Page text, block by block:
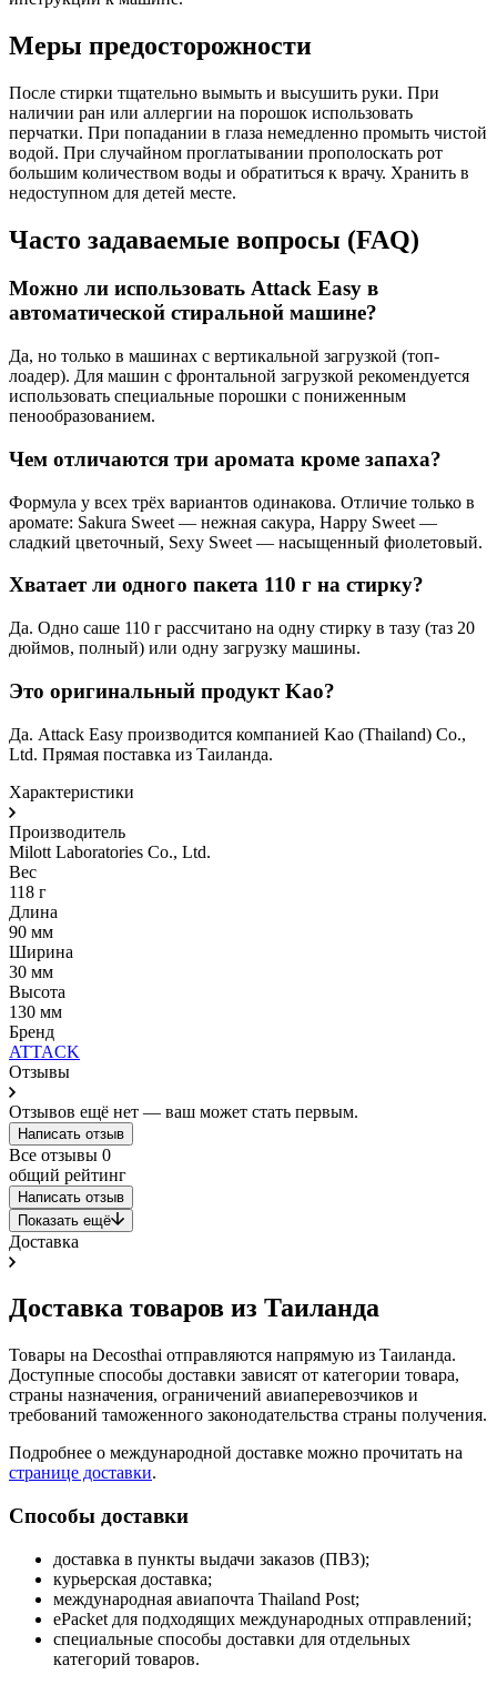
Меры предосторожности
После стирки тщательно вымыть и высушить руки. При
наличии ран или аллергии на порошок использовать
перчатки. При попадании в глаза немедленно промыть чистой
водой. При случайном проглатывании прополоскать рот
большим количеством воды и обратиться к врачу. Хранить в
недоступном для детей месте.
Часто задаваемые вопросы (FAQ)
Можно ли использовать Attack Easy в
автоматической стиральной машине?
Да, но только в машинах с вертикальной загрузкой (топ-
лоадер). Для машин с фронтальной загрузкой рекомендуется
использовать специальные порошки с пониженным
пенообразованием.
Чем отличаются три аромата кроме запаха?
Формула у всех трёх вариантов одинакова. Отличие только в
аромате: Sakura Sweet — нежная сакура, Happy Sweet —
сладкий цветочный, Sexy Sweet — насыщенный фиолетовый.
Хватает ли одного пакета 110 г на стирку?
Да. Одно саше 110 г рассчитано на одну стирку в тазу (таз 20
дюймов, полный) или одну загрузку машины.
Это оригинальный продукт Kao?
Да. Attack Easy производится компанией Kao (Thailand) Co.,
Ltd. Прямая поставка из Таиланда.
Характеристики
Производитель
Milott Laboratories Co., Ltd.
Вес
118 г
Длина
90 мм
Ширина
30 мм
Высота
130 мм
Бренд
ATTACK
Отзывы
Отзывов ещё нет — ваш может стать первым.
Написать отзыв
Все отзывы 0
общий рейтинг
Написать отзыв
Показать ещё
Доставка
Доставка товаров из Таиланда
Товары на Decosthai отправляются напрямую из Таиланда.
Доступные способы доставки зависят от категории товара,
страны назначения, ограничений авиаперевозчиков и
требований таможенного законодательства страны получения.
Подробнее о международной доставке можно прочитать на
странице доставки.
Способы доставки
доставка в пункты выдачи заказов (ПВЗ);
курьерская доставка;
международная авиапочта Thailand Post;
ePacket для подходящих международных отправлений;
специальные способы доставки для отдельных
категорий товаров.